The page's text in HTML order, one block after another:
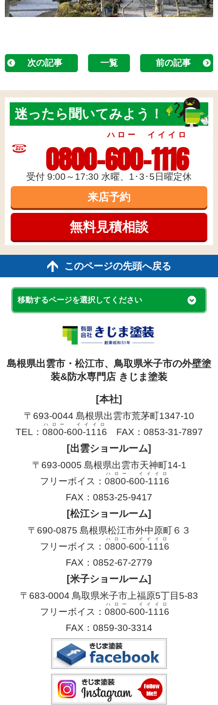
次の記事 一覧 前の記事
迷ったら 聞いてみよう！
0800-600-1116
ハロー イイイロ
受付 9:00～17:30 水曜、1･3･5日曜定休
来店予約
無料見積相談
このページの先頭へ戻る
移動するページを選択してください
島根県出雲市・松江市、鳥取県米子市の外壁塗
装&防水専門店 きじま塗装
[本社]
〒693-0044 島根県出雲市荒茅町1347-10
TEL： 0800-600-1116
ハロー イイイロ
FAX：0853-31-7897
[出雲ショールーム]
〒693-0005 島根県出雲市天神町14-1
フリーボイス： 0800-600-1116
ハロー イイイロ
FAX：0853-25-9417
[松江ショールーム]
〒690-0875 島根県松江市外中原町６３
フリーボイス： 0800-600-1116
ハロー イイイロ
FAX：0852-67-2779
[米子ショールーム]
〒683-0004 鳥取県米子市上福原5丁目5-83
フリーボイス： 0800-600-1116
ハロー イイイロ
FAX：0859-30-3314